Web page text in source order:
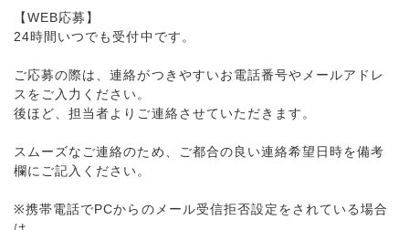
【WEB応募】
24時間いつでも受付中です。
ご応募の際は、連絡がつきやすいお電話番号やメールアドレ
スをご入力ください。
後ほど、担当者よりご連絡させていただきます。
スムーズなご連絡のため、ご都合の良い連絡希望日時を備考
欄にご記入ください。
※携帯電話でPCからのメール受信拒否設定をされている場合